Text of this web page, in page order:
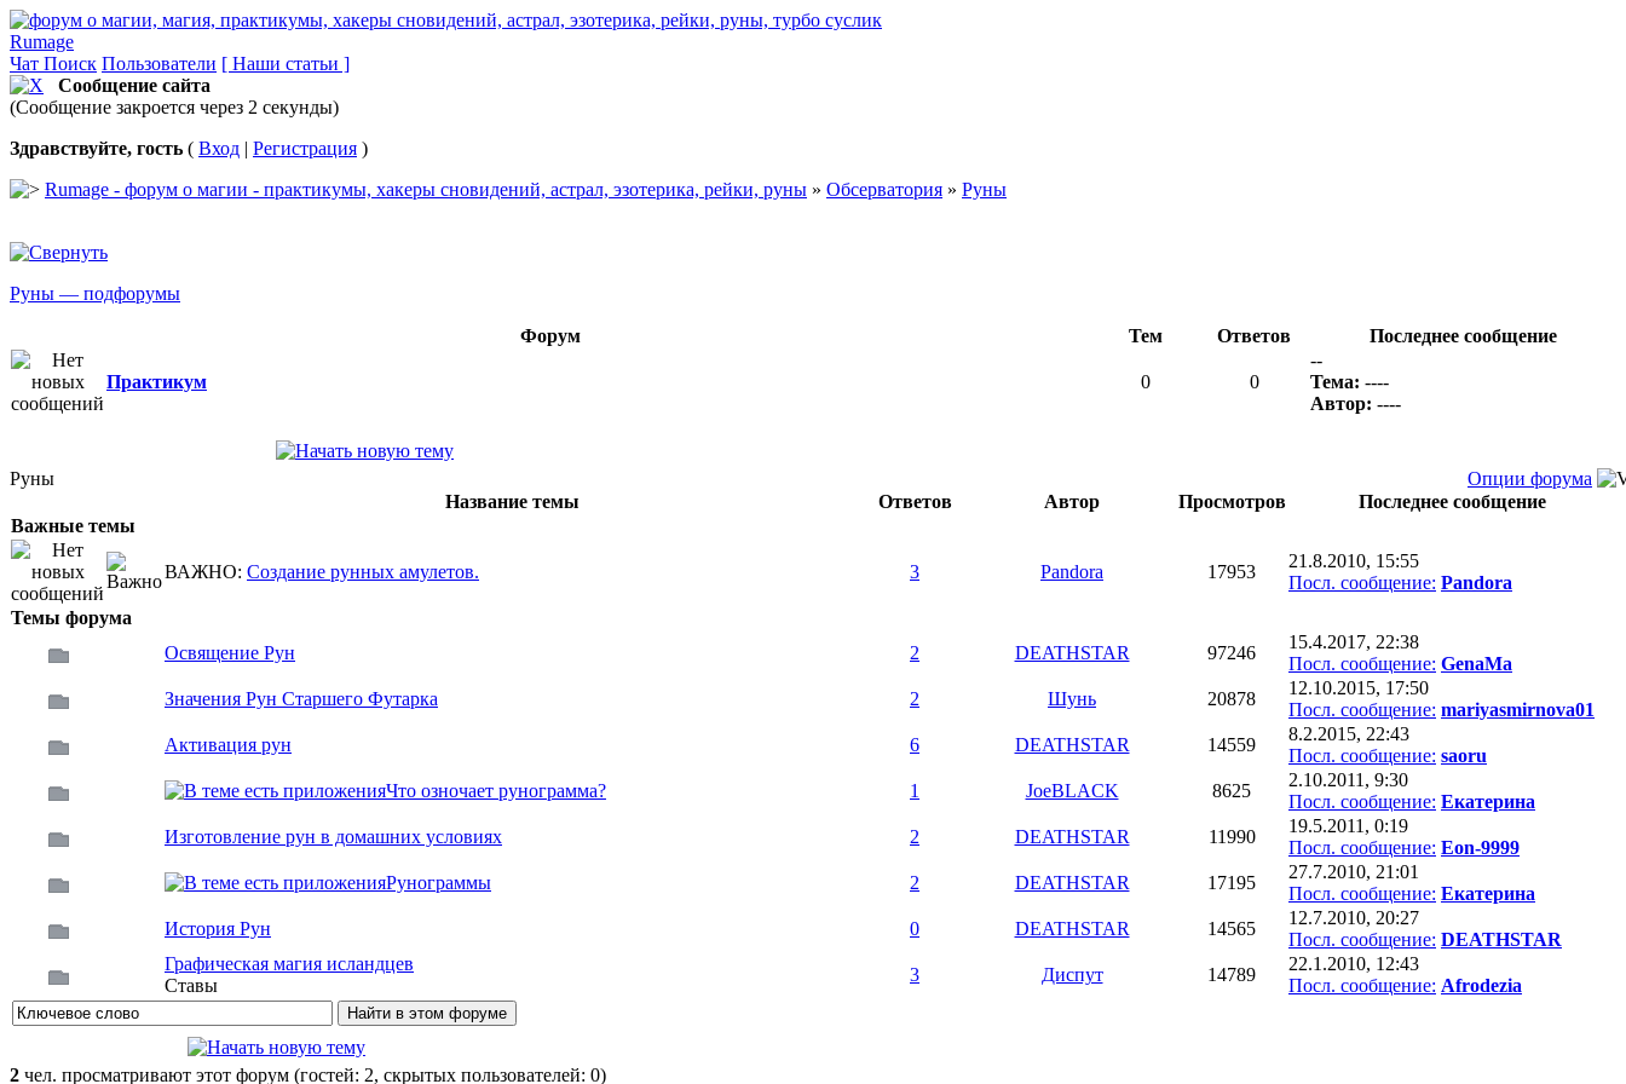
Rumage
Чат Поиск Пользователи [ Наши статьи ]
Сообщение сайта
(Сообщение закроется через 2 секунды)
Здравствуйте, гость ( Вход | Регистрация )
Rumage - форум о магии - практикумы, хакеры сновидений, астрал, эзотерика, рейки, руны » Обсерватория » Руны
Руны — подфорумы
Форум Тем Ответов Последнее сообщение
Практикум 0 0
--
Тема: ----
Автор: ----
Руны
Опции форума
Название темы
Ответов Автор Просмотров
Последнее сообщение
Важные темы
ВАЖНО: Создание рунных амулетов. 3 Pandora 17953
21.8.2010, 15:55
Посл. сообщение: Pandora
Темы форума
Освящение Рун
2 DEATHSTAR 97246
15.4.2017, 22:38
Посл. сообщение: GenaMa
Значения Рун Старшего Футарка
2 Шунь 20878
12.10.2015, 17:50
Посл. сообщение: mariyasmirnova01
Активация рун
6 DEATHSTAR 14559
8.2.2015, 22:43
Посл. сообщение: saoru
Что озночает рунограмма?
1 JoeBLACK 8625
2.10.2011, 9:30
Посл. сообщение: Екатерина
Изготовление рун в домашних условиях
2 DEATHSTAR 11990
19.5.2011, 0:19
Посл. сообщение: Eon-9999
Рунограммы
2 DEATHSTAR 17195
27.7.2010, 21:01
Посл. сообщение: Екатерина
История Рун
0 DEATHSTAR 14565
12.7.2010, 20:27
Посл. сообщение: DEATHSTAR
Графическая магия исландцев
Ставы
3 Диспут 14789
22.1.2010, 12:43
Посл. сообщение: Afrodezia
2 чел. просматривают этот форум (гостей: 2, скрытых пользователей: 0)